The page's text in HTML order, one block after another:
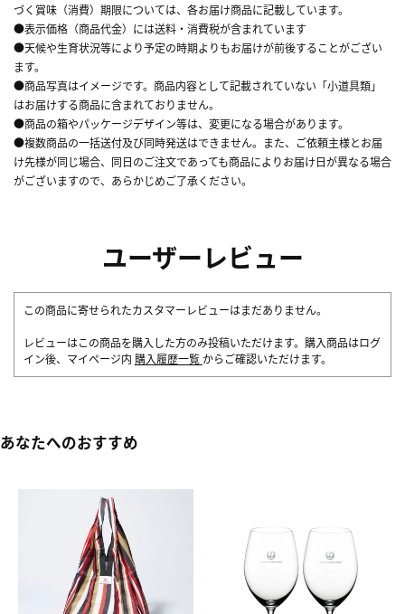
づく賞味（消費）期限については、各お届け商品に記載しています。
●表示価格（商品代金）には送料・消費税が含まれています
●天候や生育状況等により予定の時期よりもお届けが前後することがござい
ます。
●商品写真はイメージです。商品内容として記載されていない「小道具類」
はお届けする商品に含まれておりません。
●商品の箱やパッケージデザイン等は、変更になる場合があります。
●複数商品の一括送付及び同時発送はできません。また、ご依頼主様とお届
け先様が同じ場合、同日のご注文であっても商品によりお届け日が異なる場合
がございますので、あらかじめご了承ください。
ユーザーレビュー
この商品に寄せられたカスタマーレビューはまだありません。
レビューはこの商品を購入した方のみ投稿いただけます。購入商品はログ
イン後、マイページ内 購入履歴一覧 からご確認いただけます。
あなたへのおすすめ